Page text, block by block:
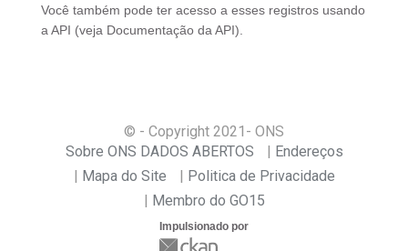
Você também pode ter acesso a esses registros usando
a API (veja Documentação da API ).
© - Copyright 2021 - ONS
Sobre ONS DADOS ABERTOS
Endereços
Mapa do Site
Politica de Privacidade
Membro do GO15
Impulsionado por